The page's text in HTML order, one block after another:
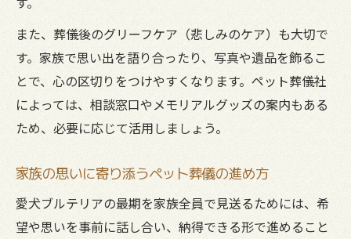
また、葬儀後のグリーフケア（悲しみのケア）も大切で
す。家族で思い出を語り合ったり、写真や遺品を飾るこ
とで、心の区切りをつけやすくなります。ペット葬儀社
によっては、相談窓口やメモリアルグッズの案内もある
ため、必要に応じて活用しましょう。
家族の思いに寄り添うペット葬儀の進め方
愛犬ブルテリアの最期を家族全員で見送るためには、希
望や思いを事前に話し合い、納得できる形で進めること